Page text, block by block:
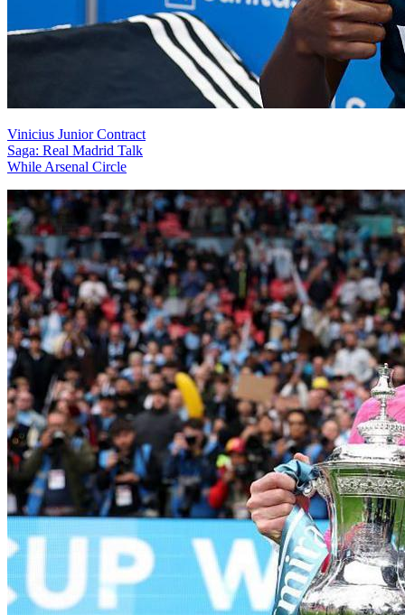
Vinicius Junior Contract
Saga: Real Madrid Talk
While Arsenal Circle